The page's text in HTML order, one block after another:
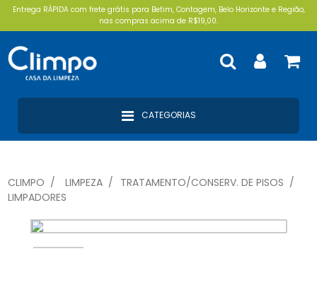
Entrega RÁPIDA com frete grátis para Betim, Contagem, Belo Horizonte e Região,
nas compras acima de R$19,00.
CATEGORIAS
CLIMPO LIMPEZA
TRATAMENTO/CONSERV. DE PISOS
LIMPADORES